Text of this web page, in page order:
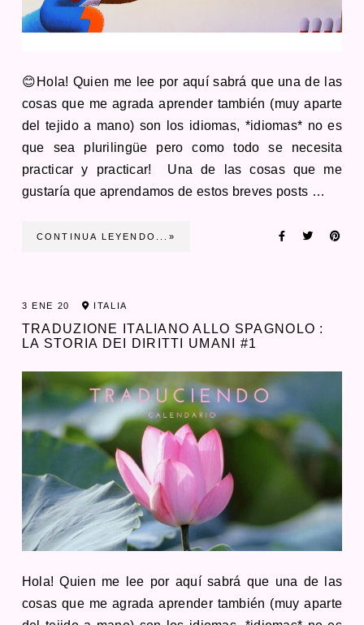
😊Hola! Quien me lee por aquí sabrá que una de las
cosas que me agrada aprender también (muy aparte
del tejido a mano) son los idiomas, *idiomas* no es
que sea plurilingüe pero como todo se necesita
practicar y practicar! Una de las cosas que me
gustaría que aprendamos de estos breves posts …
CONTINUA LEYENDO...»
3 ENE 20 ITALIA
TRADUZIONE ITALIANO ALLO SPAGNOLO :
LA STORIA DEI DIRITTI UMANI #1
Hola! Quien me lee por aquí sabrá que una de las
cosas que me agrada aprender también (muy aparte